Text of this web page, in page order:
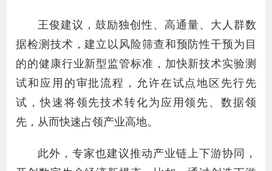
王俊建议，鼓励独创性、高通量、大人群数
据检测技术，建立以风险筛查和预防性干预为目
的的健康行业新型监管标准，加快新技术实验测
试和应用的审批流程，允许在试点地区先行先
试，快速将领先技术转化为应用领先、数据领
先，从而快速占领产业高地。
此外，专家也建议推动产业链上下游协同，